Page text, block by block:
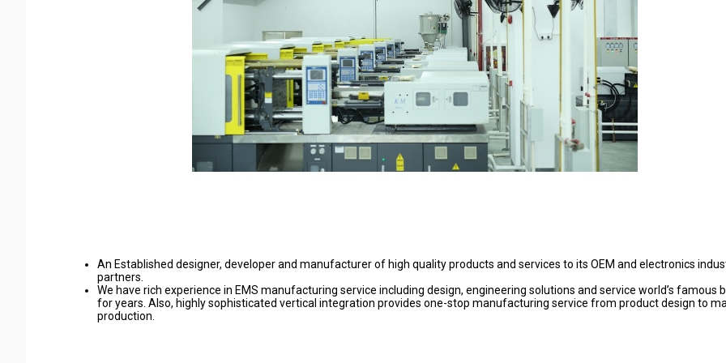
An Established designer, developer and manufacturer of high quality products and services to its OEM and electronics
partners.
We have rich experience in EMS manufacturing service including design, engineering solutions and service world’s famous
for years. Also, highly sophisticated vertical integration provides one-stop manufacturing service from product design to
production.